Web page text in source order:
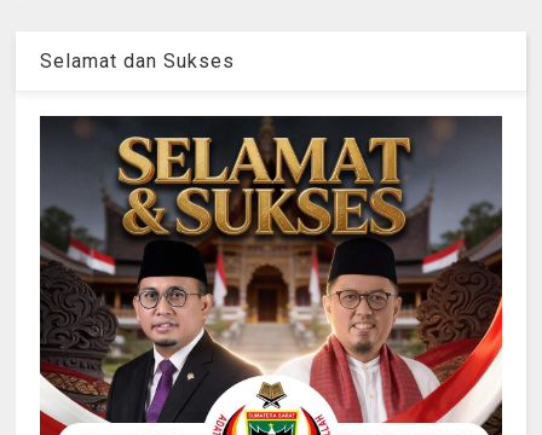
Selamat dan Sukses